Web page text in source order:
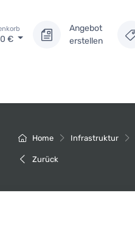
€
Angebot
erstellen
Home Infrastruktur
Zurück